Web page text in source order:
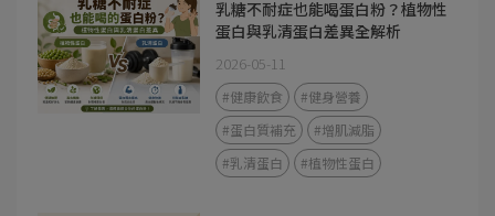
乳糖不耐症也能喝蛋白粉？植物性
蛋白與乳清蛋白差異全解析
2026-05-11
#健康飲食
#健身營養
#蛋白質補充
#增肌減脂
#乳清蛋白
#植物性蛋白